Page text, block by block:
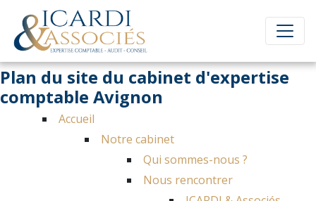
Plan du site du cabinet d'expertise
comptable Avignon
Accueil
Notre cabinet
Qui sommes-nous ?
Nous rencontrer